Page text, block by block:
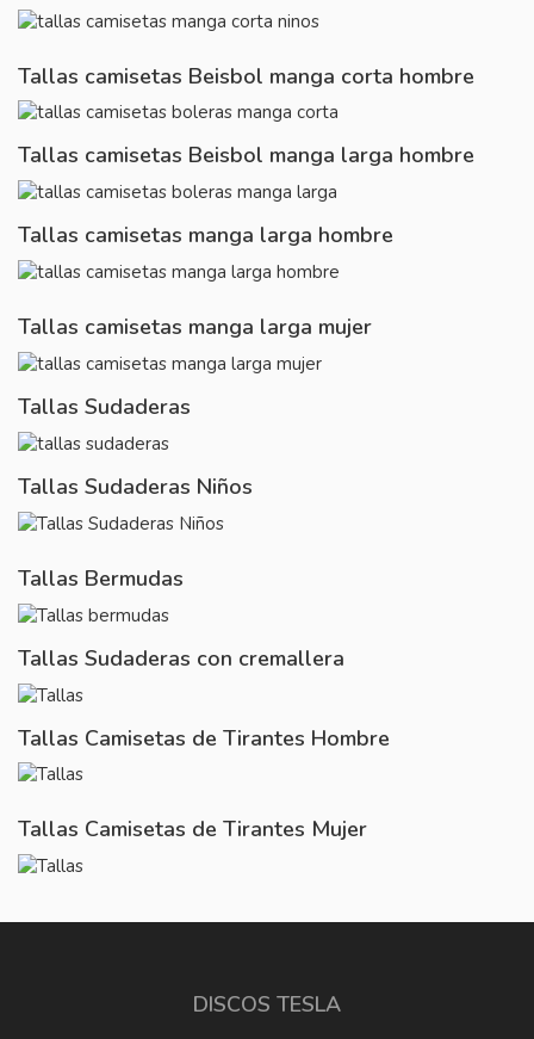
Tallas camisetas Beisbol manga corta hombre
Tallas camisetas Beisbol manga larga hombre
Tallas camisetas manga larga hombre
Tallas camisetas manga larga mujer
Tallas Sudaderas
Tallas Sudaderas Niños
Tallas Bermudas
Tallas Sudaderas con cremallera
Tallas Camisetas de Tirantes Hombre
Tallas Camisetas de Tirantes Mujer
DISCOS TESLA